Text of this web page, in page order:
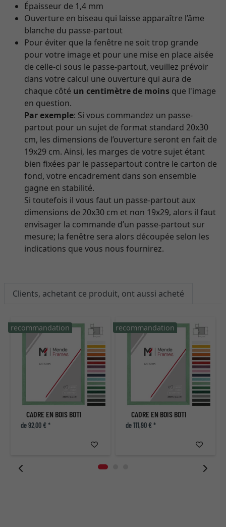
Épaisseur de 1,4 mm
Ouverture en biseau qui laisse apparaître l’âme
blanche du passe-partout
Pour éviter que la fenêtre ne soit trop grande
pour votre image et pour une mise en place aisée
de celle-ci sous le passe-partout, veuillez prévoir
dans votre calcul une ouverture qui aura de
chaque côté un centimètre de moins que l'image
en question.
Par exemple: Si vous commandez un passe-
partout pour un sujet de format standard 20x30
cm, les dimensions de l’ouverture seront en fait de
19x29 cm. Ainsi, les marges de votre sujet étant
bien fixées par le passepartout contre le carton de
fond, votre encadrement dans son ensemble
gagne en stabilité.
Si toutefois il vous faut un passe-partout aux
dimensions de 20x30 cm et non 19x29, alors il faut
envisager la commande d’un passe-partout sur
mesure; la fenêtre sera alors découpée selon les
indications que vous nous fournirez.
Clients, achetant ce produit, ont aussi acheté
CADRE EN BOIS BOTI
de 92,00 € *
recommandation
CADRE EN BOIS BOTI
de 111,90 € *
recommandation